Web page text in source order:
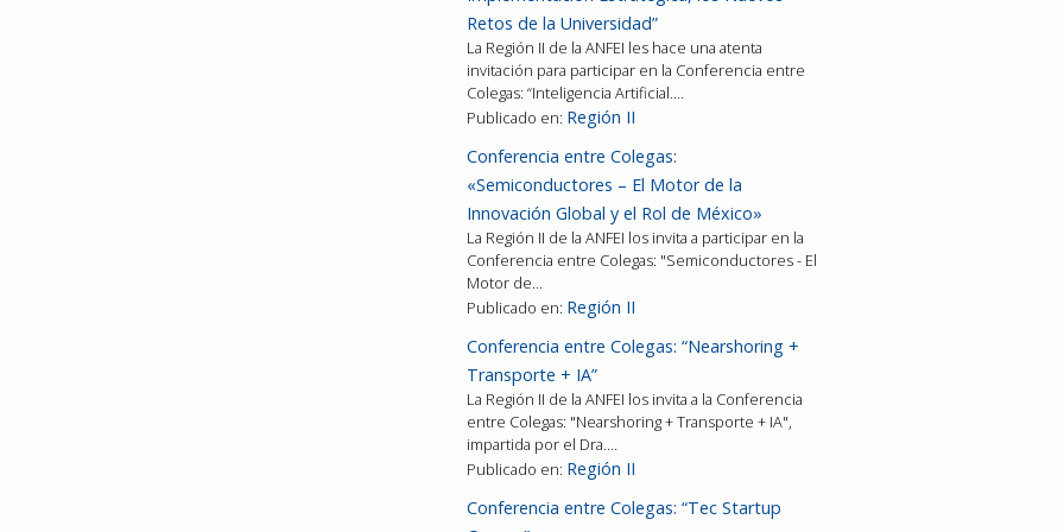
Retos de la Universidad”
La Región II de la ANFEI les hace una atenta
invitación para participar en la Conferencia entre
Colegas: “Inteligencia Artificial.…
Publicado en: Región II
Conferencia entre Colegas:
«Semiconductores – El Motor de la
Innovación Global y el Rol de México»
La Región II de la ANFEI los invita a participar en la
Conferencia entre Colegas: "Semiconductores - El
Motor de…
Publicado en: Región II
Conferencia entre Colegas: “Nearshoring +
Transporte + IA”
La Región II de la ANFEI los invita a la Conferencia
entre Colegas: "Nearshoring + Transporte + IA",
impartida por el Dra.…
Publicado en: Región II
Conferencia entre Colegas: “Tec Startup